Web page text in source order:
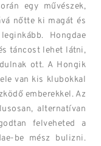
egy művészek,
nőtte ki magát és
Hongdae
táncost lehet látni,
ott. A Hongik
van kis klubokkal
emberekkel. Az
alternatívan
felveheted a
be mész bulizni.